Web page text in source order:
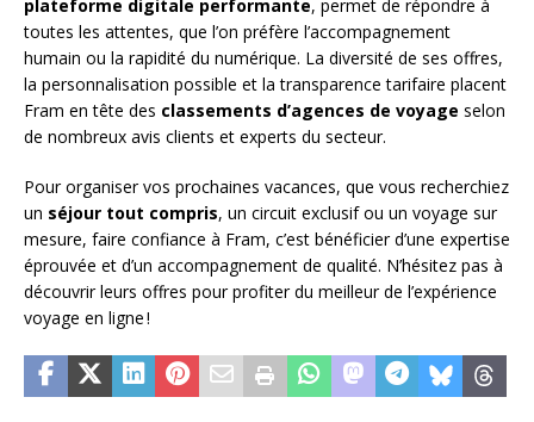
plateforme digitale performante, permet de répondre à
toutes les attentes, que l’on préfère l’accompagnement
humain ou la rapidité du numérique. La diversité de ses offres,
la personnalisation possible et la transparence tarifaire placent
Fram en tête des classements d’agences de voyage selon
de nombreux avis clients et experts du secteur.
Pour organiser vos prochaines vacances, que vous recherchiez
un séjour tout compris, un circuit exclusif ou un voyage sur
mesure, faire confiance à Fram, c’est bénéficier d’une expertise
éprouvée et d’un accompagnement de qualité. N’hésitez pas à
découvrir leurs offres pour profiter du meilleur de l’expérience
voyage en ligne !